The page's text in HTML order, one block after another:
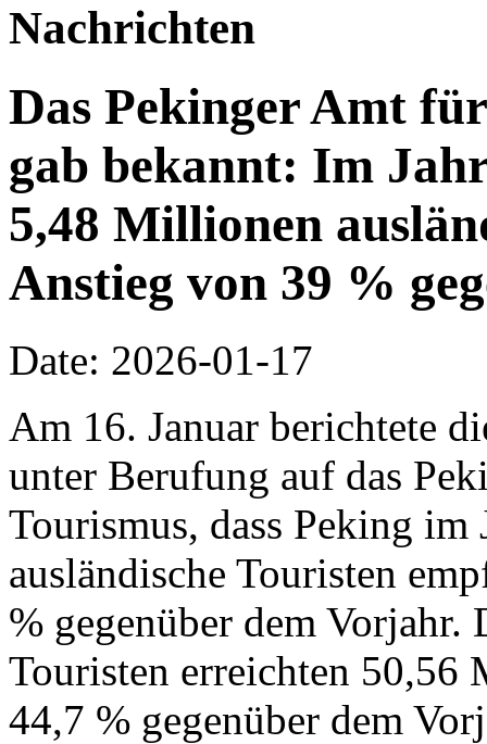
Nachrichten
Das Pekinger Amt
gab bekannt: Im
5,48 Millionen
Anstieg von 39 %
Date: 2026-01-17
Am 16. Januar berichtete
unter Berufung auf das
Tourismus, dass Peking
ausländische Touristen
% gegenüber dem Vorjahr.
Touristen erreichten 50,56
44,7 % gegenüber dem